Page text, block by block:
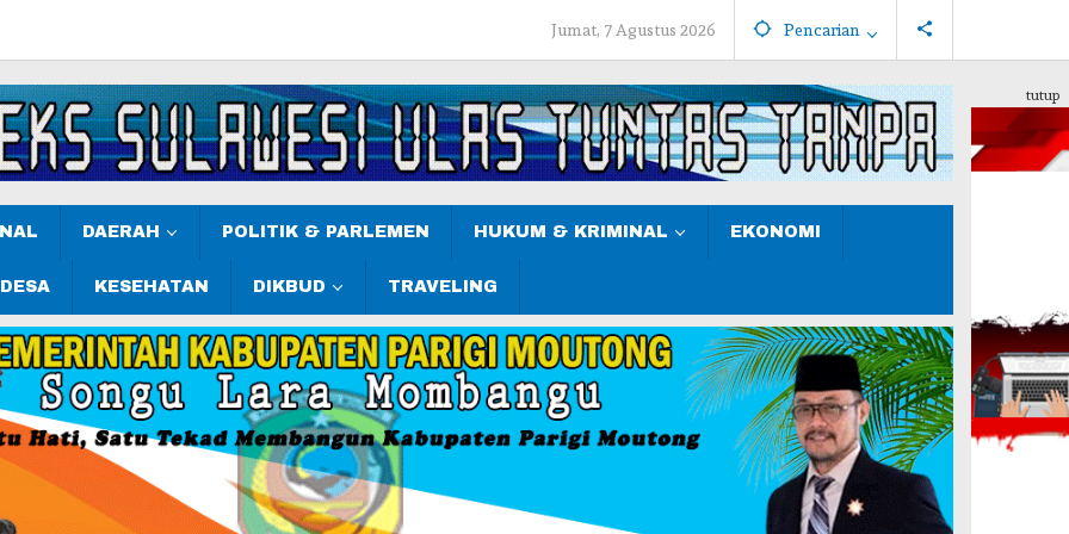
Jumat, 7 Agustus 2026 Pencarian
DAERAH POLITIK & PARLEMEN HUKUM & KRIMINAL EKONOMI
KESEHATAN DIKBUD TRAVELING
tutup